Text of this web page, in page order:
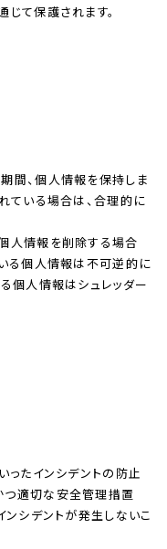
て保護されます。
間、個人情報を保持しま
ている場合は、合理的に
人情報を削除する場合
る個人情報は不可逆的に
個人情報はシュレッダー
ったインシデントの防止
適切な安全管理措置
ンシデントが発生しないこ